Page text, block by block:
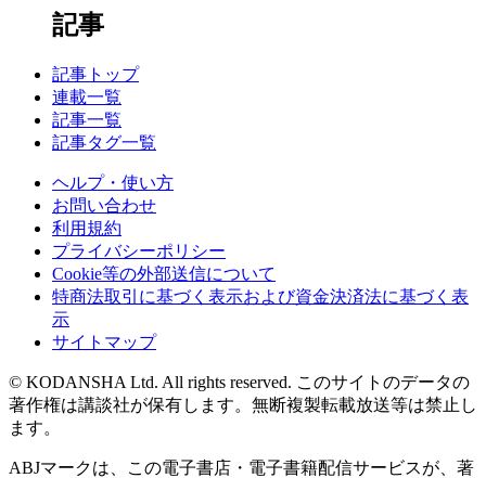
記事
記事トップ
連載一覧
記事一覧
記事タグ一覧
ヘルプ・使い方
お問い合わせ
利用規約
プライバシーポリシー
Cookie等の外部送信について
特商法取引に基づく表示および資金決済法に基づく表
示
サイトマップ
© KODANSHA Ltd. All rights reserved. このサイトのデータの
著作権は講談社が保有します。無断複製転載放送等は禁止し
ます。
ABJマークは、この電子書店・電子書籍配信サービスが、著